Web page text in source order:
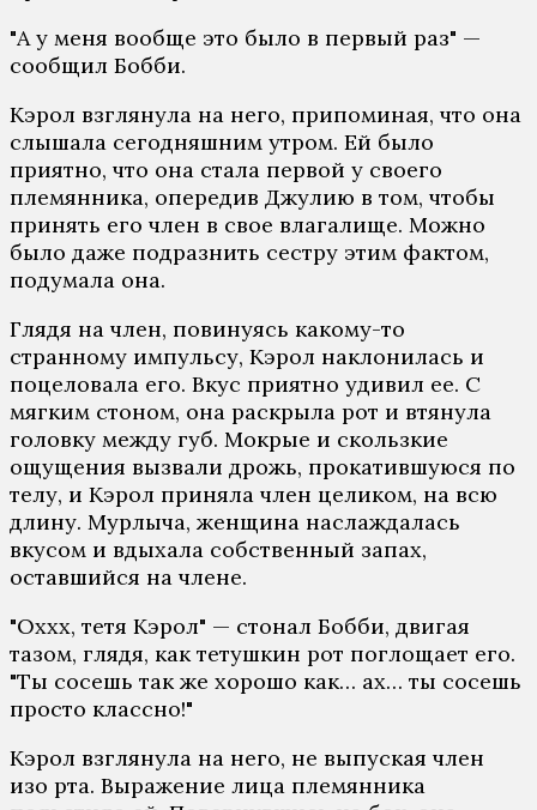
"А у меня вообще это было в первый раз" —
сообщил Бобби.
Кэрол взглянула на него, припоминая, что она
слышала сегодняшним утром. Ей было
приятно, что она стала первой у своего
племянника, опередив Джулию в том, чтобы
принять его член в свое влагалище. Можно
было даже подразнить сестру этим фактом,
подумала она.
Глядя на член, повинуясь какому-то
странному импульсу, Кэрол наклонилась и
поцеловала его. Вкус приятно удивил ее. С
мягким стоном, она раскрыла рот и втянула
головку между губ. Мокрые и скользкие
ощущения вызвали дрожь, прокатившуюся по
телу, и Кэрол приняла член целиком, на всю
длину. Мурлыча, женщина наслаждалась
вкусом и вдыхала собственный запах,
оставшийся на члене.
"Оххх, тетя Кэрол" — стонал Бобби, двигая
тазом, глядя, как тетушкин рот поглощает его.
"Ты сосешь так же хорошо как… ах… ты сосешь
просто классно!"
Кэрол взглянула на него, не выпуская член
изо рта. Выражение лица племянника